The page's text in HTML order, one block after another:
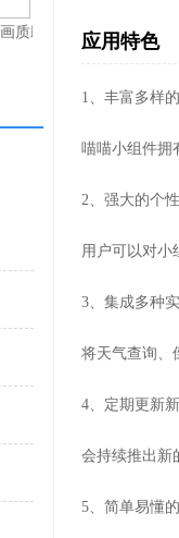
质助手（120帧超高清）
应用特色
1、丰富多样
喵喵小组件拥
2、强大的个
用户可以对小
3、集成多种
将天气查询、
4、定期更新
会持续推出新
5、简单易懂